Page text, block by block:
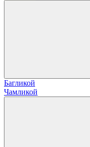
Багликой
Чамликой